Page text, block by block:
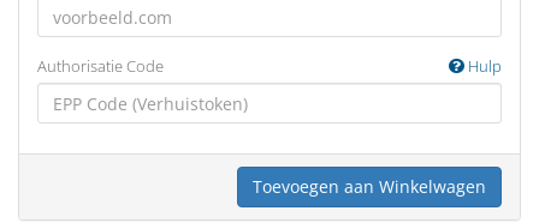
Authorisatie Code Hulp
Toevoegen aan Winkelwagen